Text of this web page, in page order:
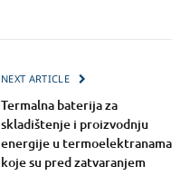
NEXT ARTICLE
Termalna baterija za
skladištenje i proizvodnju
energije u termoelektranama
koje su pred zatvaranjem